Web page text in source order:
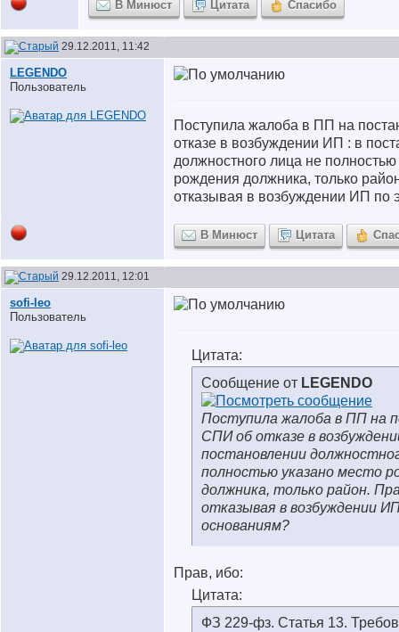
В Минюст Цитата Спасибо
29.12.2011, 11:42
LEGENDO
Пользователь
Поступила жалоба в ПП на
отказе в возбуждении ИП : в
должностного лица не полностью
рождения должника, только
отказывая в возбуждении ИП по
В Минюст Цитата
29.12.2011, 12:01
sofi-leo
Пользователь
Цитата:
Сообщение от LEGENDO
Поступила жалоба в ПП на
СПИ об отказе в
постановлении
полностью указано место
должника, только район.
отказывая в возбуждении
основаниям?
Прав, ибо:
Цитата:
ФЗ 229-фз. Статья 13.